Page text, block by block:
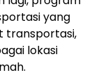
yang
transportasi,
lokasi